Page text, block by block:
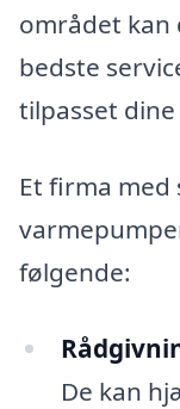
området kan
bedste
tilpasset
Et firma med
følgende:
De kan